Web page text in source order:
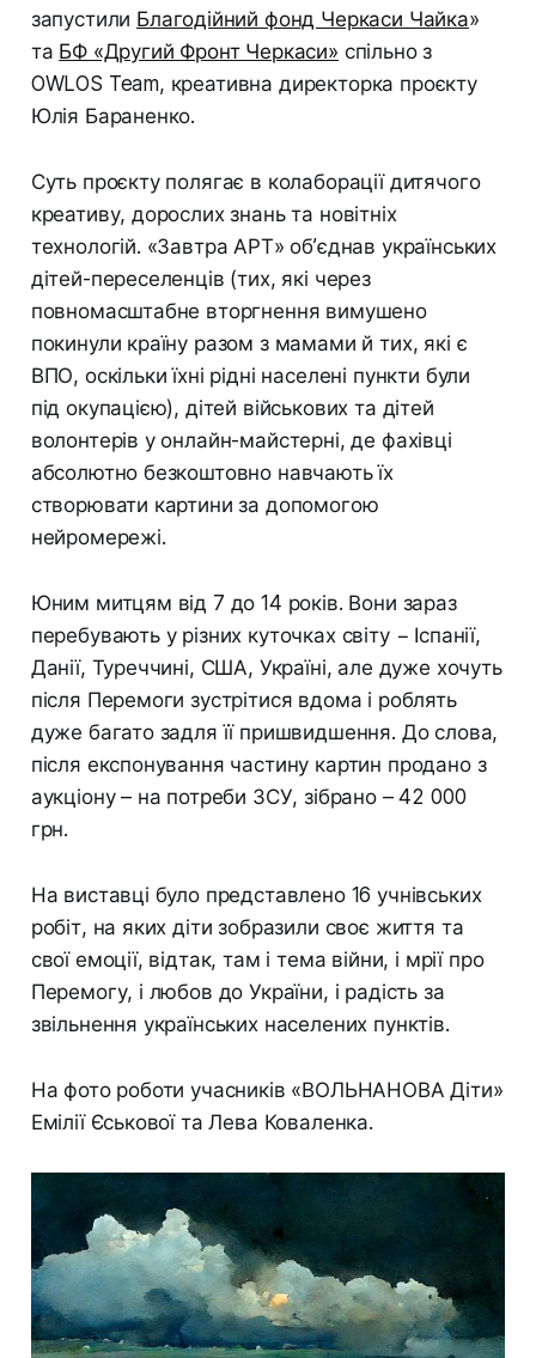
запустили Благодійний фонд Черкаси Чайка»
та БФ «Другий Фронт Черкаси» спільно з
OWLOS Team, креативна директорка проєкту
Юлія Бараненко.
Суть проєкту полягає в колаборації дитячого
креативу, дорослих знань та новітніх
технологій. «Завтра АРТ» об’єднав українських
дітей-переселенців (тих, які через
повномасштабне вторгнення вимушено
покинули країну разом з мамами й тих, які є
ВПО, оскільки їхні рідні населені пункти були
під окупацією), дітей військових та дітей
волонтерів у онлайн-майстерні, де фахівці
абсолютно безкоштовно навчають їх
створювати картини за допомогою
нейромережі.
Юним митцям від 7 до 14 років. Вони зараз
перебувають у різних куточках світу − Іспанії,
Данії, Туреччині, США, Україні, але дуже хочуть
після Перемоги зустрітися вдома і роблять
дуже багато задля її пришвидшення. До слова,
після експонування частину картин продано з
аукціону – на потреби ЗСУ, зібрано – 42 000
грн.
На виставці було представлено 16 учнівських
робіт, на яких діти зобразили своє життя та
свої емоції, відтак, там і тема війни, і мрії про
Перемогу, і любов до України, і радість за
звільнення українських населених пунктів.
На фото роботи учасників «ВОЛЬНАНОВА Діти»
Емілії Єськової та Лева Коваленка.